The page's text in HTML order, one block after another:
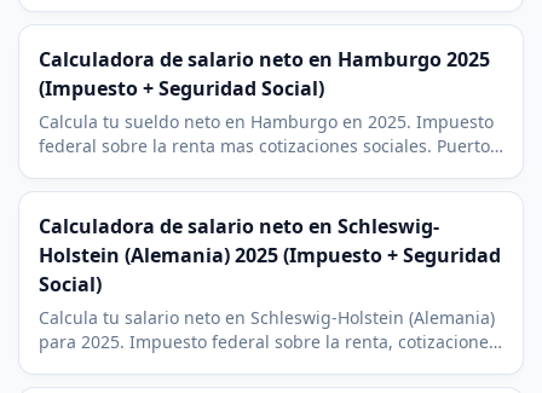
Ludwigshafen.
Calculadora de salario neto en Hamburgo 2025
(Impuesto + Seguridad Social)
Calcula tu sueldo neto en Hamburgo en 2025. Impuesto
federal sobre la renta mas cotizaciones sociales. Puerto,
eclesiastico.
Calculadora de salario neto en Schleswig-
Holstein (Alemania) 2025 (Impuesto + Seguridad
Social)
Calcula tu salario neto en Schleswig-Holstein (Alemania)
para 2025. Impuesto federal sobre la renta, cotizaciones